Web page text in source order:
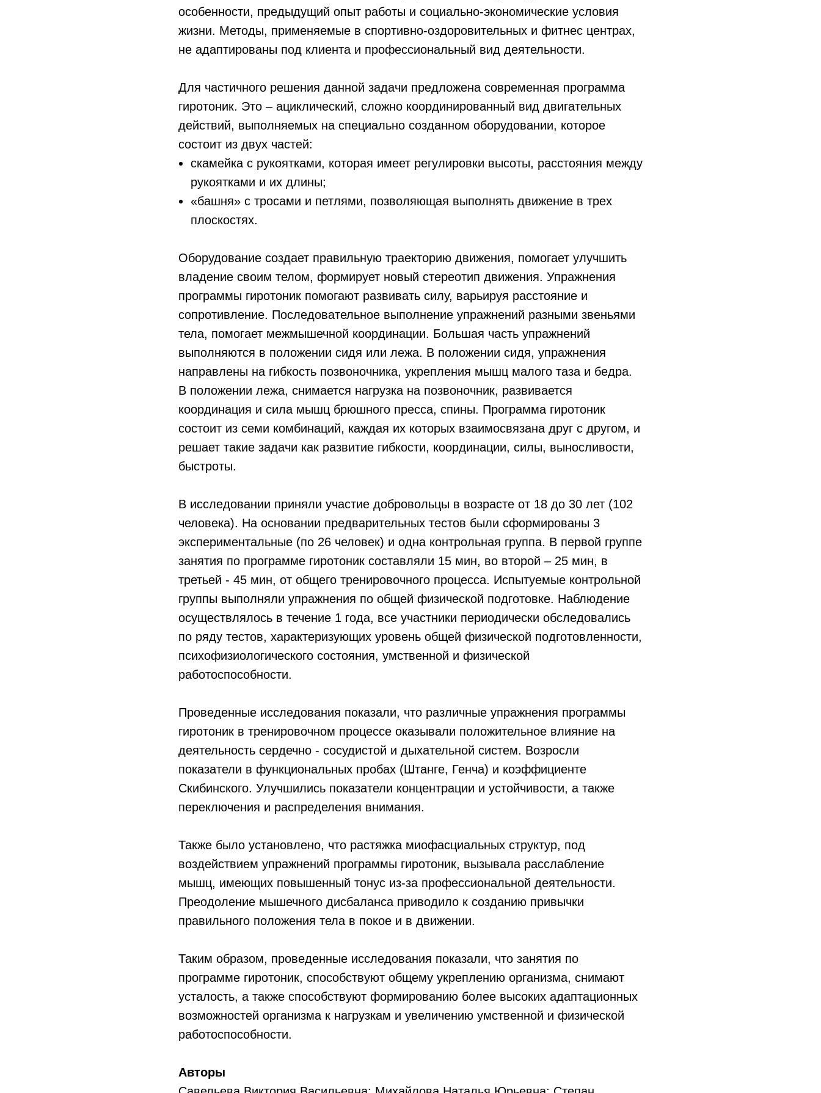
особенности, предыдущий опыт работы и социально-экономические условия
жизни. Методы, применяемые в спортивно-оздоровительных и фитнес центрах,
не адаптированы под клиента и профессиональный вид деятельности.
Для частичного решения данной задачи предложена современная программа
гиротоник. Это – ациклический, сложно координированный вид двигательных
действий, выполняемых на специально созданном оборудовании, которое
состоит из двух частей:
скамейка с рукоятками, которая имеет регулировки высоты, расстояния между
рукоятками и их длины;
«башня» с тросами и петлями, позволяющая выполнять движение в трех
плоскостях.
Оборудование создает правильную траекторию движения, помогает улучшить
владение своим телом, формирует новый стереотип движения. Упражнения
программы гиротоник помогают развивать силу, варьируя расстояние и
сопротивление. Последовательное выполнение упражнений разными звеньями
тела, помогает межмышечной координации. Большая часть упражнений
выполняются в положении сидя или лежа. В положении сидя, упражнения
направлены на гибкость позвоночника, укрепления мышц малого таза и бедра.
В положении лежа, снимается нагрузка на позвоночник, развивается
координация и сила мышц брюшного пресса, спины. Программа гиротоник
состоит из семи комбинаций, каждая их которых взаимосвязана друг с другом, и
решает такие задачи как развитие гибкости, координации, силы, выносливости,
быстроты.
В исследовании приняли участие добровольцы в возрасте от 18 до 30 лет (102
человека). На основании предварительных тестов были сформированы 3
экспериментальные (по 26 человек) и одна контрольная группа. В первой группе
занятия по программе гиротоник составляли 15 мин, во второй – 25 мин, в
третьей - 45 мин, от общего тренировочного процесса. Испытуемые контрольной
группы выполняли упражнения по общей физической подготовке. Наблюдение
осуществлялось в течение 1 года, все участники периодически обследовались
по ряду тестов, характеризующих уровень общей физической подготовленности,
психофизиологического состояния, умственной и физической
работоспособности.
Проведенные исследования показали, что различные упражнения программы
гиротоник в тренировочном процессе оказывали положительное влияние на
деятельность сердечно - сосудистой и дыхательной систем. Возросли
показатели в функциональных пробах (Штанге, Генча) и коэффициенте
Скибинского. Улучшились показатели концентрации и устойчивости, а также
переключения и распределения внимания.
Также было установлено, что растяжка миофасциальных структур, под
воздействием упражнений программы гиротоник, вызывала расслабление
мышц, имеющих повышенный тонус из-за профессиональной деятельности.
Преодоление мышечного дисбаланса приводило к созданию привычки
правильного положения тела в покое и в движении.
Таким образом, проведенные исследования показали, что занятия по
программе гиротоник, способствуют общему укреплению организма, снимают
усталость, а также способствуют формированию более высоких адаптационных
возможностей организма к нагрузкам и увеличению умственной и физической
работоспособности.
Авторы